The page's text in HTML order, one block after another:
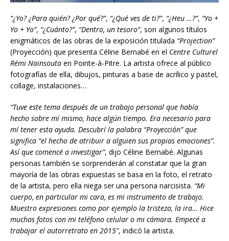
“¿Yo? ¿Para quién? ¿Por qué?”, “¿Qué ves de ti?”, “¿Heu …?”, “Yo +
Yo + Yo”, “¿Cuánto?”, “Dentro, un tesoro”, son algunos títulos
enigmáticos de las obras de la exposición titulada “Projection”
(Proyección) que presenta Céline Bernabé en el Centre Culturel
Rémi Nainsouta en Pointe-à-Pitre. La artista ofrece al público
fotografías de ella, dibujos, pinturas a base de acrílico y pastel,
collage, instalaciones…
“Tuve este tema después de un trabajo personal que había
hecho sobre mí mismo, hace algún tiempo. Era necesario para
mí tener esta ayuda. Descubrí la palabra “Proyección” que
significa “el hecho de atribuir a alguien sus propias emociones”.
Así que comencé a investigar”, dijo Céline Bernabé. Algunas
personas también se sorprenderán al constatar que la gran
mayoría de las obras expuestas se basa en la foto, el retrato
de la artista, pero ella niega ser una persona narcisista. “Mi
cuerpo, en particular mi cara, es mi instrumento de trabajo.
Muestro expresiones como por ejemplo la tristeza, la ira… Hice
muchas fotos con mi teléfono celular o mi cámara. Empecé a
trabajar el autorretrato en 2015”, indicó la artista.